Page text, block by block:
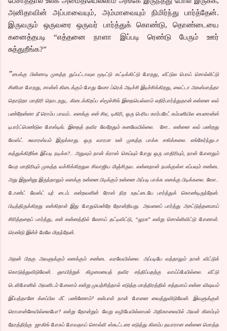
அனிதாவின் அப்பாவையும், அம்மாவையும் நிமிர்ந்து பார்த்தேன்.
இருவரும் ஒருவரை ஒருவர் பார்த்துக் கொண்டு, தொண்டையை
கனைத்தபடி “எத்தனை நாளா இப்படி ரெண்டு பேரும் ஊர்
சுத்துறீங்க?”
”பைக்கு பின்னாடி முகத்த துப்பட்டாவுல மூடிட்டு கட்டிக்கிட்டு போறது, வீட்டுல பொய் சொல்லிட்டு
சினிமா போறது, சான்ஸ் கிடைக்கும் போது லேசா ப்ரெக் அடிச்சி இடிச்சிக்கிறது, லைட்டா அகஸ்மாத்தா
தொடுறா மாதிரி தொடறது,. கிடைக்கிறப்ப ஸ்மூச்சிங் இதையெல்லாம் எதிர்பார்த்துதான் என்னை லவ்
பண்றேன்னா நீ ரொம்ப பாவம்.. எனக்கு என் சிஏ, டிகிரி, ஒரு பெரிய கார்பரேட் கம்பனியில பைனான்ஸ்
டிபார்ட்மெண்டுல போஸ்டிங். இதைத் தவிர வேறேதும் கனவேயில்லை. சோ.. என்னை லவ் பண்றது
வேஸ்ட். சுவாரஸ்யம் இருக்காது. ஒரு வாரமா உன் முகத்த பாக்க சகிக்கலை. எங்கேர்ந்துடா
கத்துக்கிறீங்க இப்படி நடிக்க?.. அதுவும் நான் க்ராஸ் செய்யும் போது ஒரு மாதிரியும், நான் போனதும்
வேற மாதிரியும் முகத்த வச்சிக்கிறதுல சிவாஜிய மிஞ்சிருவ. என்னதான் நமக்குள்ள எப்பவும் சண்டை
அது இதுன்னு இருந்தாலும் எனக்கு உன்னை பிடிக்கும் உன்னை அப்படி பாக்க எனக்கு பிடிக்கலை. ஸோ..
டோண்ட் வேஸ்ட் யுர் டைம். என்றவளின் ரோஸ் நிற உதட்டையே பார்த்துக் கொண்டிருந்தேன்.
பிடித்திருக்கிறது என்கிறாள் இது போதுமென்றே தோன்றியது. அவளைப் பார்த்து அசட்டுத்தனமாய்
சிரித்ததைப் பார்த்து, என் கன்னத்தில் லேசாய் தட்டிவிட்டு, “லூசு” என்று சொல்லிவிட்டு போனாள்.
ரெண்டு இன்ச் மேலே மிதந்தேன்.
அதன் பிறகு அவளுக்கும் எனக்கும் சண்டை வரவேயில்லை. அப்படியே வந்தாலும் நான் விட்டுக்
கொடுத்துவிடுவேன். ஞாயிற்றுக் கிழமையைத் தவிர சந்திப்பதற்கு வாய்ப்பேயில்லை. வீட்டு
டெலிபோனில் அவளிடம் பேசலாம் என்று முயற்சித்தால் எடுத்த மாத்திரத்தில் சத்தமாய் என்ன விஷயம்
இப்பத்தானே க்ளப்பில மீட் பண்ணோம்? என்பாள் நான் போனை வைத்துவிடுவேன். இவளுக்குள்
ரொமான்ஸேயில்லையோ? என்று தோன்றும். வேறு வழியேயில்லாமல் அதிகாலையில் அவள் கிளம்பும்
நேரத்திற்கு ஜாகிங் போகப் போவதாய் சொல்லி ஸ்கூட்டரை எடுத்து கிளம்ப தயாரான என்னை மொத்த